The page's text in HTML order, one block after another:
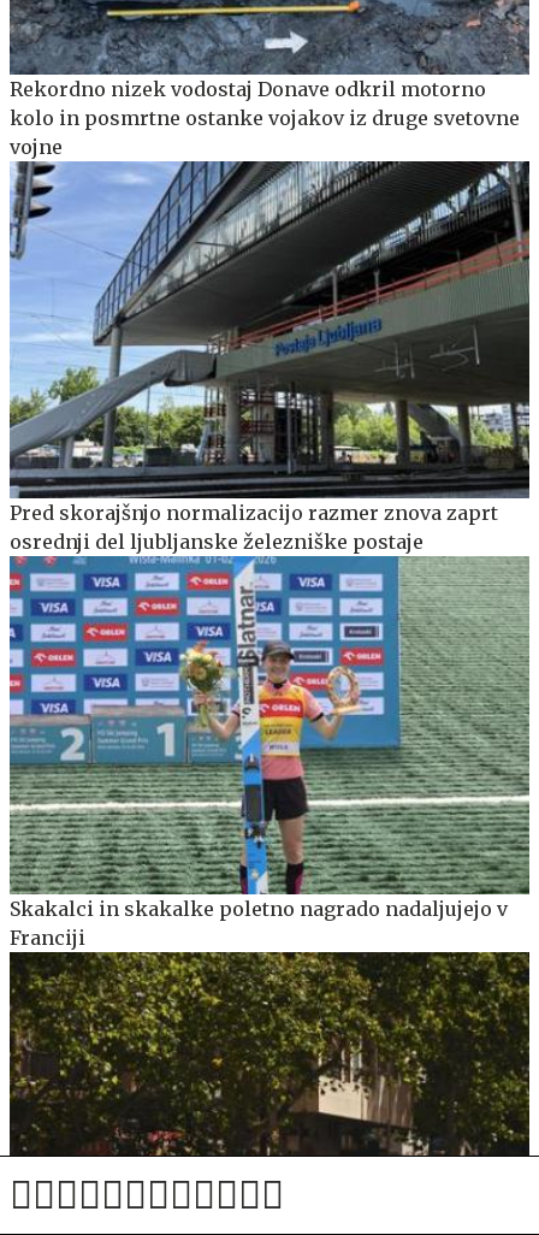
Rekordno nizek vodostaj Donave odkril motorno
kolo in posmrtne ostanke vojakov iz druge svetovne
vojne
Pred skorajšnjo normalizacijo razmer znova zaprt
osrednji del ljubljanske železniške postaje
Skakalci in skakalke poletno nagrado nadaljujejo v
Franciji